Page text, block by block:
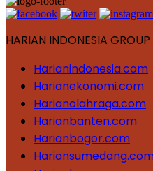
HARIAN INDONESIA GROUP
Harianindonesia.com
Harianekonomi.com
Harianolahraga.com
Harianbanten.com
Harianbogor.com